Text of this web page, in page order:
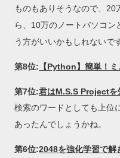
ものもありそうなので、20
ら、10万のノートパソコ
う方がいいかもしれないで
第8位: 【Python】簡単！ミ
第7位:君はM.S.S Projectを
検索のワードとしても上位
あったんでしょうかね。
第6位:2048を強化学習で解